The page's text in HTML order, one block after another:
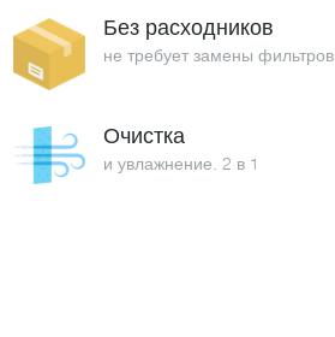
Без расходников
не требует замены фильтров
Очистка
и увлажнение. 2 в 1